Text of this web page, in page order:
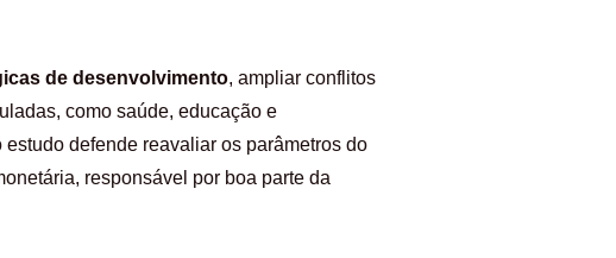
de desenvolvimento, ampliar conflitos
como saúde, educação e
defende reavaliar os parâmetros do
responsável por boa parte da